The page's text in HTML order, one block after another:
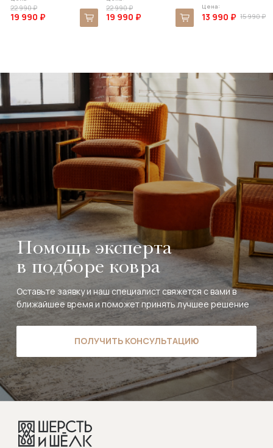
22 990 ₽
19 990 ₽
22 990 ₽
19 990 ₽
Цена:
15 990 ₽
13 990 ₽
Помощь эксперта
в подборе ковра
Оставьте заявку и наш специалист свяжется с вами в
ближайшее время и поможет принять лучшее решение
ПОЛУЧИТЬ КОНСУЛЬТАЦИЮ